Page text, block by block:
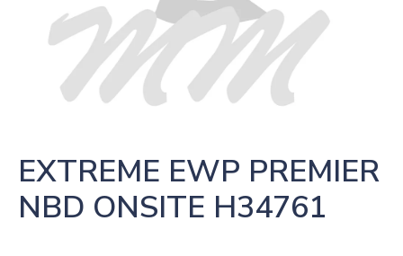
EXTREME EWP PREMIER
NBD ONSITE H34761